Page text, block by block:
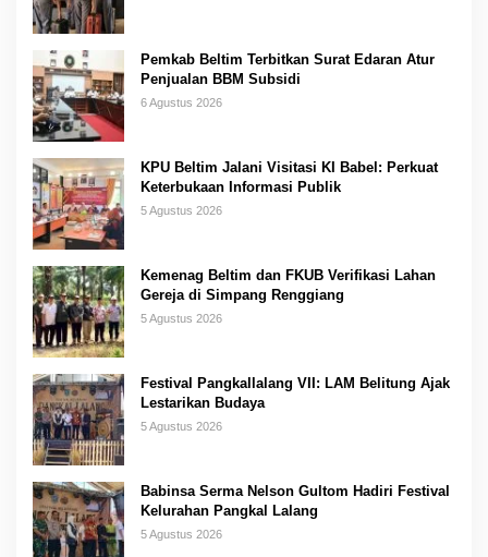
Pemkab Beltim Terbitkan Surat Edaran Atur
Penjualan BBM Subsidi
6 Agustus 2026
KPU Beltim Jalani Visitasi KI Babel: Perkuat
Keterbukaan Informasi Publik
5 Agustus 2026
Kemenag Beltim dan FKUB Verifikasi Lahan
Gereja di Simpang Renggiang
5 Agustus 2026
Festival Pangkallalang VII: LAM Belitung Ajak
Lestarikan Budaya
5 Agustus 2026
Babinsa Serma Nelson Gultom Hadiri Festival
Kelurahan Pangkal Lalang
5 Agustus 2026